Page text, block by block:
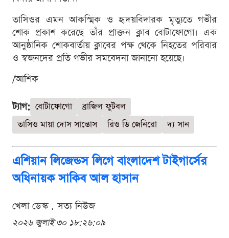
তাসিওর এমন আকস্মিক ও হৃদয়বিদারক মৃত্যুতে গভীর
শোক প্রকাশ করেছে তাঁর প্রাক্তন ক্লাব বোটাফোগো। এক
আনুষ্ঠানিক শোকবার্তায় ক্লাবের পক্ষ থেকে নিহতের পরিবার
ও স্বজনদের প্রতি গভীর সমবেদনা জানানো হয়েছে।
/আশিক
ট্যাগ: বোটাফোগো
ব্রাজিল ফুটবল
তাসিও মায়া দোস সান্তোস
রিও ডি জেনিরো দ্য সান
এশিয়ান লিজেন্ডস লিগে বাংলাদেশ টাইগার্সের
অধিনায়ক সাকিব আল হাসান
খেলা ডেস্ক . সত্য নিউজ
২০২৬ জুলাই ৩০ ১৮:২৬:০৯